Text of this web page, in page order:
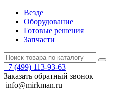
Везде
Оборудование
Готовые решения
Запчасти
+7 (499) 113-93-63
Заказать обратный звонок
info@mirkman.ru